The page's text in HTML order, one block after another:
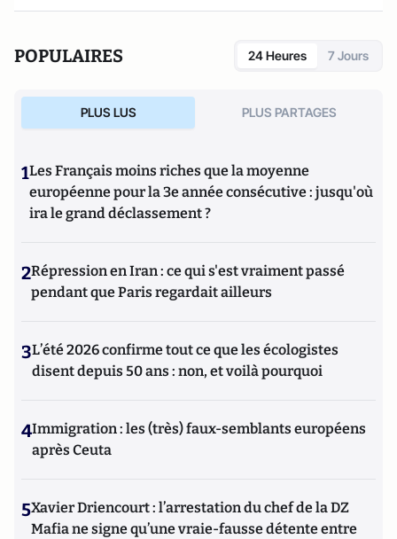
POPULAIRES 24 Heures 7 Jours
PLUS LUS PLUS PARTAGES
1Les Français moins riches que la moyenne
européenne pour la 3e année consécutive : jusqu'où
ira le grand déclassement ?
2Répression en Iran : ce qui s'est vraiment passé
pendant que Paris regardait ailleurs
3L’été 2026 confirme tout ce que les écologistes
disent depuis 50 ans : non, et voilà pourquoi
4Immigration : les (très) faux-semblants européens
après Ceuta
5Xavier Driencourt : l’arrestation du chef de la DZ
Mafia ne signe qu’une vraie-fausse détente entre